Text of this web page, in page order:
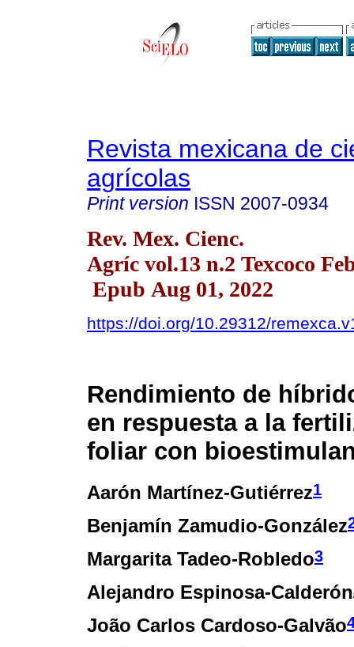
Revista mexicana de
agrícolas
Print version ISSN 2007-0934
Rev. Mex. Cienc.
Agríc vol.13 n.2 Texcoco
Epub Aug 01, 2022
https://doi.org/10.29312/
Rendimiento de
en respuesta a la
foliar con
Aarón Martínez-Gutiérrez1
Benjamín Zamudio-González
Margarita Tadeo-Robledo3
Alejandro Espinosa-Calderón
João Carlos Cardoso-Galvão